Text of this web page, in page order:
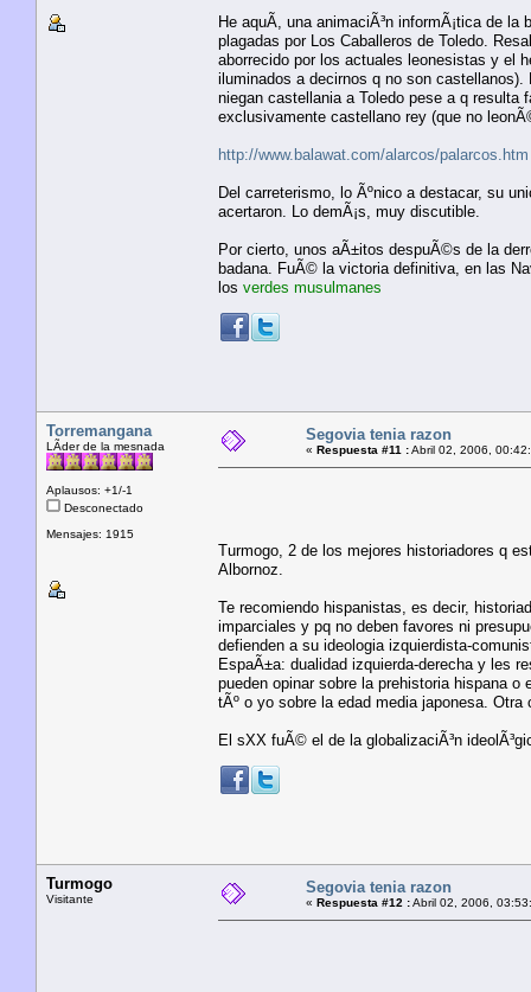
He aquÃ­, una animaciÃ³n informÃ¡tica de
plagadas por Los Caballeros de Toledo.
aborrecido por los actuales leonesistas y el
iluminados a decirnos q no son
niegan castellania a Toledo pese a q resulta
exclusivamente castellano rey (que no
http://www.balawat.com/alarcos/palarcos.htm
Del carreterismo, lo Ãºnico a destacar, su
acertaron. Lo demÃ¡s, muy discutible.
Por cierto, unos aÃ±itos despuÃ©s de la
badana. FuÃ© la victoria definitiva, en las
los verdes musulmanes
Torremangana
LÃ­der de la mesnada
Aplausos: +1/-1
Desconectado
Mensajes: 1915
Segovia tenia razon
« Respuesta #11 :Abril 02, 2006,
Turmogo, 2 de los mejores historiadores q
Albornoz.
Te recomiendo hispanistas, es decir,
imparciales y pq no deben favores ni
defienden a su ideologia izquierdista-
EspaÃ±a: dualidad izquierda-derecha y les
pueden opinar sobre la prehistoria hispana
tÃº o yo sobre la edad media japonesa.
El sXX fuÃ© el de la globalizaciÃ³n
Turmogo
Visitante
Segovia tenia razon
« Respuesta #12 :Abril 02, 2006,